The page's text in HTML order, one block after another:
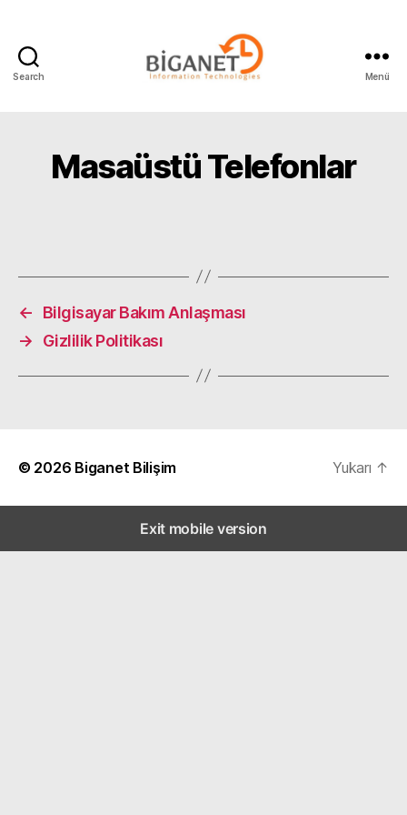
Search Menü
Masaüstü Telefonlar
←
Bilgisayar Bakım Anlaşması
→
Gizlilik Politikası
© 2026 Biganet Bilişim Yukarı ↑
Exit mobile version